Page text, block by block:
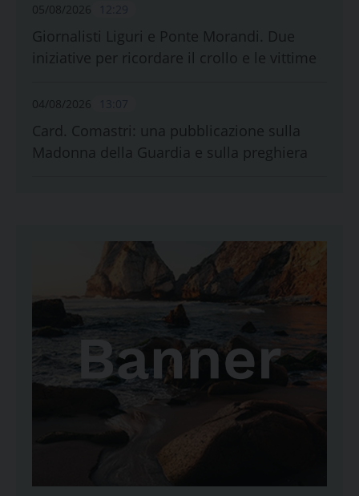
05/08/2026
Giornalisti Liguri e Ponte Morandi. Due
iniziative per ricordare il crollo e le vittime
04/08/2026
Card. Comastri: una pubblicazione sulla
Madonna della Guardia e sulla preghiera